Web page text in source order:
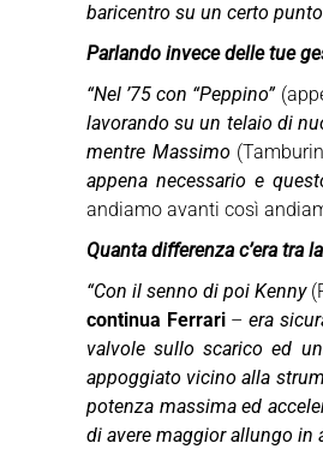
baricentro su un certo
Parlando invece delle tue
“Nel ’75 con “Peppino”
lavorando su un telaio di
mentre Massimo
appena necessario e
andiamo avanti così
Quanta differenza c’era tra
“Con il senno di poi Kenny
continua Ferrari– era
valvole sullo scarico ed
appoggiato vicino alla
potenza massima ed
di avere maggior allungo in